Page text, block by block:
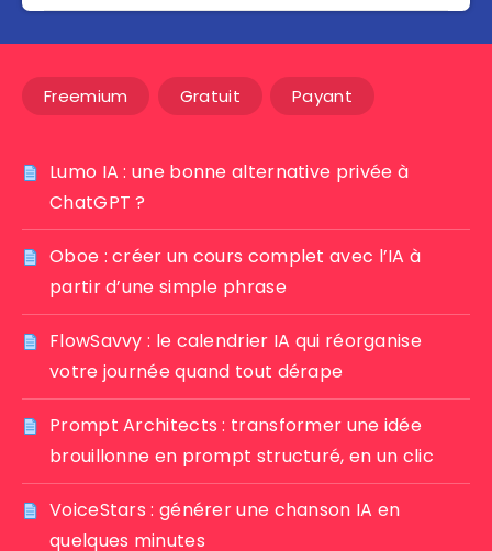
Freemium Gratuit Payant
Lumo IA : une bonne alternative privée à
ChatGPT ?
Oboe : créer un cours complet avec l’IA à
partir d’une simple phrase
FlowSavvy : le calendrier IA qui réorganise
votre journée quand tout dérape
Prompt Architects : transformer une idée
brouillonne en prompt structuré, en un clic
VoiceStars : générer une chanson IA en
quelques minutes